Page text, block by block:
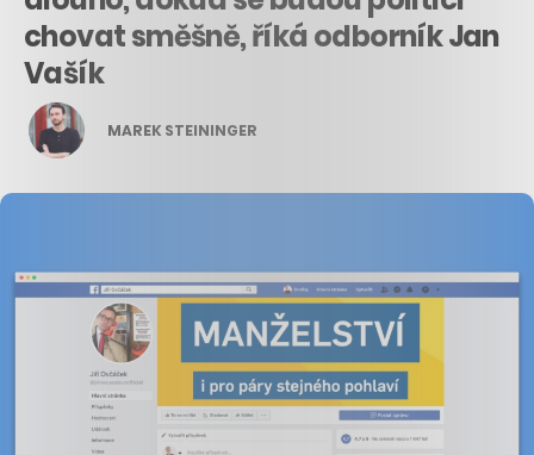
chovat směšně, říká odborník Jan
Vašík
MAREK STEININGER